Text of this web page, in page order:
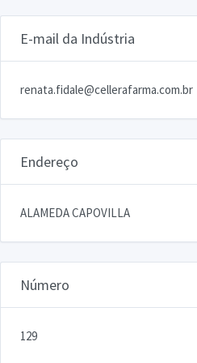
E-mail da Indústria
renata.fidale@cellerafarma.com.br
Endereço
ALAMEDA CAPOVILLA
Número
129